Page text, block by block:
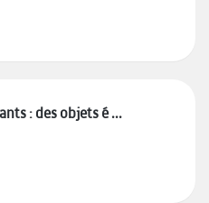
: des objets é ...